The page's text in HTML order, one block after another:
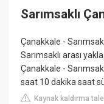
Sarımsaklı
Çanakkale -
Sarımsaklı arası
Çanakkale -
saat 10 dakika saat
Kaynak kaldırma